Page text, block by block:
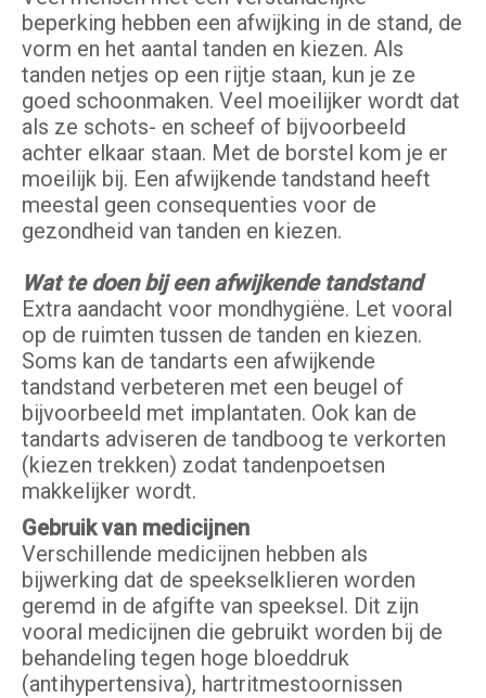
beperking hebben een afwijking in de stand, de
vorm en het aantal tanden en kiezen. Als
tanden netjes op een rijtje staan, kun je ze
goed schoonmaken. Veel moeilijker wordt dat
als ze schots- en scheef of bijvoorbeeld
achter elkaar staan. Met de borstel kom je er
moeilijk bij. Een afwijkende tandstand heeft
meestal geen consequenties voor de
gezondheid van tanden en kiezen.
Wat te doen bij een afwijkende tandstand
Extra aandacht voor mondhygiëne. Let vooral
op de ruimten tussen de tanden en kiezen.
Soms kan de tandarts een afwijkende
tandstand verbeteren met een beugel of
bijvoorbeeld met implantaten. Ook kan de
tandarts adviseren de tandboog te verkorten
(kiezen trekken) zodat tandenpoetsen
makkelijker wordt.
Gebruik van medicijnen
Verschillende medicijnen hebben als
bijwerking dat de speekselklieren worden
geremd in de afgifte van speeksel. Dit zijn
vooral medicijnen die gebruikt worden bij de
behandeling tegen hoge bloeddruk
(antihypertensiva), hartritmestoornissen